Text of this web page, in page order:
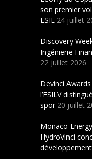
son premier
ESIL 24 juillet
Discovery
Ingénierie
22 juillet 2026
Devinci
l’ESILV
spor 20 juillet
Monaco
HydroVinci
développement